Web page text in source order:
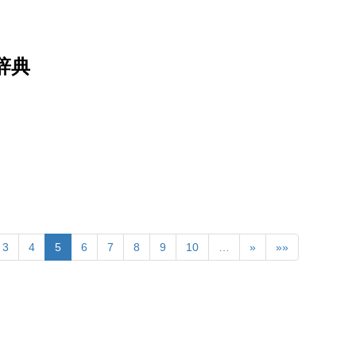
典
3 4 5 6 7 8 9 10 … » »»